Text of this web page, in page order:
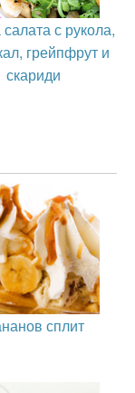
с рукола,
грейпфрут и
скариди
сплит